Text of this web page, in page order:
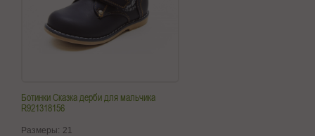
Ботинки Сказка дерби для мальчика
R921318156
Размеры: 21